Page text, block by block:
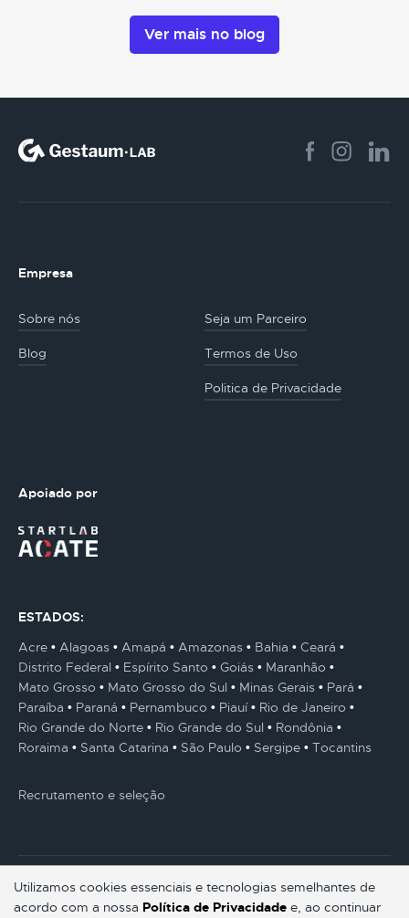
Ver mais no blog
Utilizamos cookies essenciais e tecnologias semelhantes de
acordo com a nossa Política de Privacidade e, ao continuar
Empresa
Sobre nós Seja um Parceiro
Blog Termos de Uso
Politica de Privacidade
Apoiado por
ESTADOS:
Acre
Alagoas Amapá Amazonas Bahia
Ceará
Distrito Federal
Espírito Santo Goiás
Maranhão
Mato Grosso
Mato Grosso do Sul Minas Gerais
Pará
Paraíba
Paraná Pernambuco Piauí
Rio de Janeiro
Rio Grande do Norte
Rio Grande do Sul
Rondônia
Roraima
Santa Catarina São Paulo Sergipe Tocantins
Recrutamento e seleção
© Gestaum Lab ® Todos os direitos reservados.